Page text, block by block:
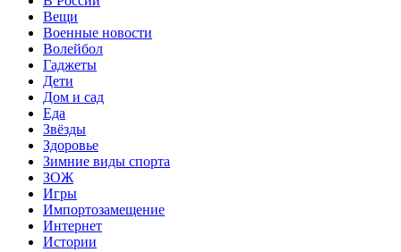
Вещи
Военные новости
Волейбол
Гаджеты
Дети
Дом и сад
Еда
Звёзды
Здоровье
Зимние виды спорта
ЗОЖ
Игры
Импортозамещение
Интернет
Истории